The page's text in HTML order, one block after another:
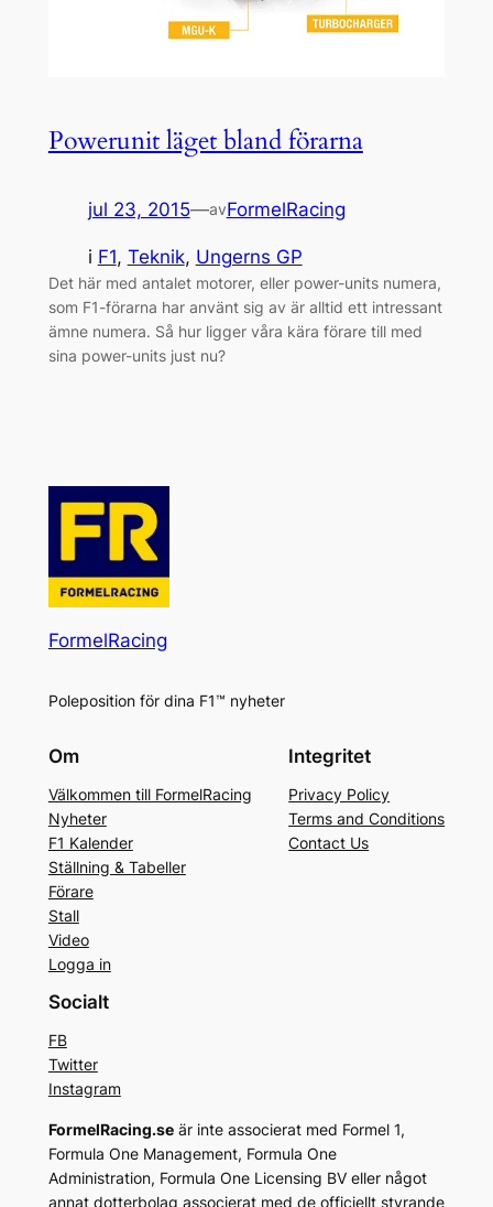
Powerunit läget bland förarna
jul 23, 2015—avFormelRacing
i F1, Teknik, Ungerns GP
Det här med antalet motorer, eller power-units numera,
som F1-förarna har använt sig av är alltid ett intressant
ämne numera. Så hur ligger våra kära förare till med
sina power-units just nu?
FormelRacing
Poleposition för dina F1™ nyheter
Om
Välkommen till FormelRacing
Nyheter
F1 Kalender
Ställning & Tabeller
Förare
Stall
Video
Logga in
Integritet
Privacy Policy
Terms and Conditions
Contact Us
Socialt
FB
Twitter
Instagram
FormelRacing.seär inte associerat med Formel 1,
Formula One Management, Formula One
Administration, Formula One Licensing BV eller något
annat dotterbolag associerat med de officiellt styrande